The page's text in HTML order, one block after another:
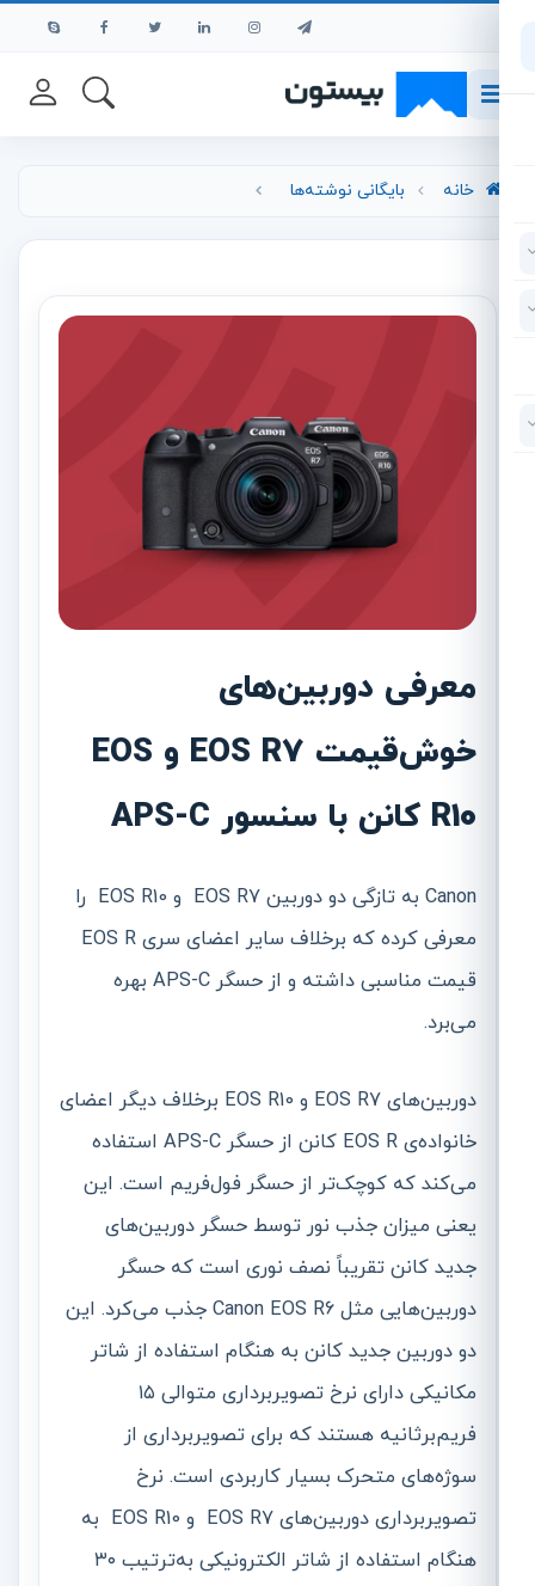
خانه بایگانی نوشته‌ها
معرفی دوربین‌های
خوش‌قیمت EOS R7 و EOS
R10 کانن با سنسور APS-C
Canon به تازگی دو دوربین EOS R7 و EOS R10 را
معرفی کرده که برخلاف سایر اعضای سری EOS R
قیمت مناسبی داشته و از حسگر APS-C بهره
می‌برد.
دوربین‌های EOS R7 و EOS R10 برخلاف دیگر اعضای
خانواده‌ی EOS R کانن از حسگر APS-C استفاده
می‌کند که کوچک‌تر از حسگر فول‌فریم است. این
یعنی میزان جذب نور توسط حسگر دوربین‌های
جدید کانن تقریباً نصف نوری است که حسگر
دوربین‌هایی مثل Canon EOS R6 جذب می‌کرد. این
دو دوربین جدید کانن به هنگام استفاده از شاتر
مکانیکی دارای نرخ تصویربرداری متوالی ۱۵
فریم‌برثانیه هستند که برای تصویربرداری از
سوژه‌های متحرک بسیار کاربردی است. نرخ
تصویربرداری دوربین‌های EOS R7 و EOS R10 به
هنگام استفاده از شاتر الکترونیکی به‌ترتیب ۳۰